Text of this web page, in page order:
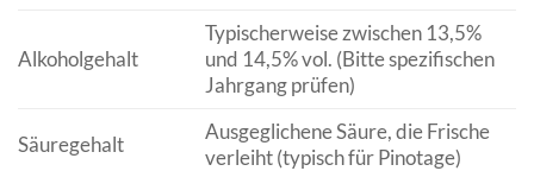
Alkoholgehalt
Typischerweise zwischen 13,5%
und 14,5% vol. (Bitte spezifischen
Jahrgang prüfen)
Säuregehalt
Ausgeglichene Säure, die Frische
verleiht (typisch für Pinotage)